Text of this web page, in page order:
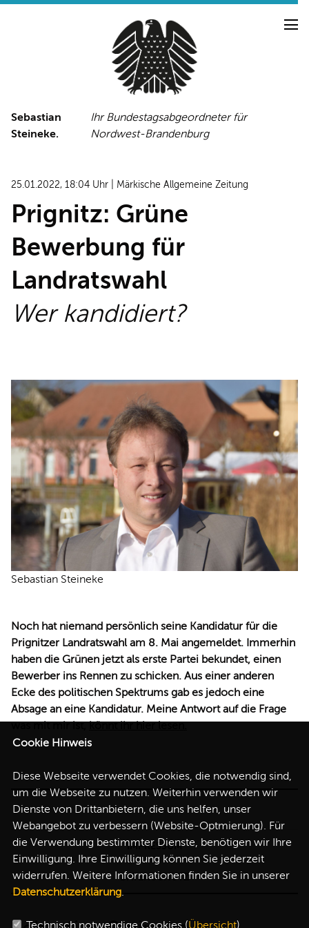
Sebastian
Steineke.
Ihr Bundestagsabgeordneter für
Nordwest-Brandenburg
NEUIGKEITEN
PRESSEFOTOS
FACEBOOK-SEITE
25.01.2022, 18:04 Uhr | Märkische Allgemeine Zeitung
Prignitz: Grüne
Bewerbung für
Landratswahl
Wer kandidiert?
Noch hat niemand persönlich seine Kandidatur für die
Prignitzer Landratswahl am 8. Mai angemeldet. Immerhin
haben die Grünen jetzt als erste Partei bekundet, einen
Bewerber ins Rennen zu schicken. Aus einer anderen
Ecke des politischen Spektrums gab es jedoch eine
Absage an eine Kandidatur. Meine Antwort auf die Frage
was mit mir ist,könnt ihr hier lesen.
Sebastian Steineke
IMPRESSUM
DATENSCHUTZ
Cookie Hinweis
Diese Webseite verwendet Cookies, die notwendig sind,
um die Webseite zu nutzen. Weiterhin verwenden wir
Dienste von Drittanbietern, die uns helfen, unser
Webangebot zu verbessern (Website-Optmierung). Für
die Verwendung bestimmter Dienste, benötigen wir Ihre
Einwilligung. Ihre Einwilligung können Sie jederzeit
widerrufen. Weitere Informationen finden Sie in unserer
Datenschutzerklärung.
Technisch notwendige Cookies (Übersicht)